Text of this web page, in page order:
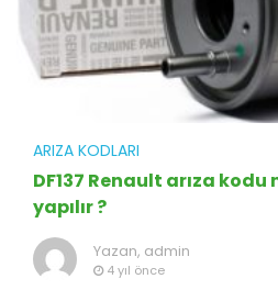
ARIZA KODLARI
DF137 Renault arıza
yapılır ?
Yazan, admin
4 yıl önce